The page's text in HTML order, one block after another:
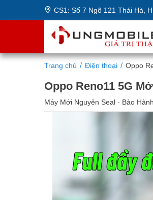
CS1: Số 7 Ngõ 121 Thái Hà,
Trang chủ Điện thoại Oppo
Oppo Reno11 5G
Máy Mới Nguyên Seal - Bảo